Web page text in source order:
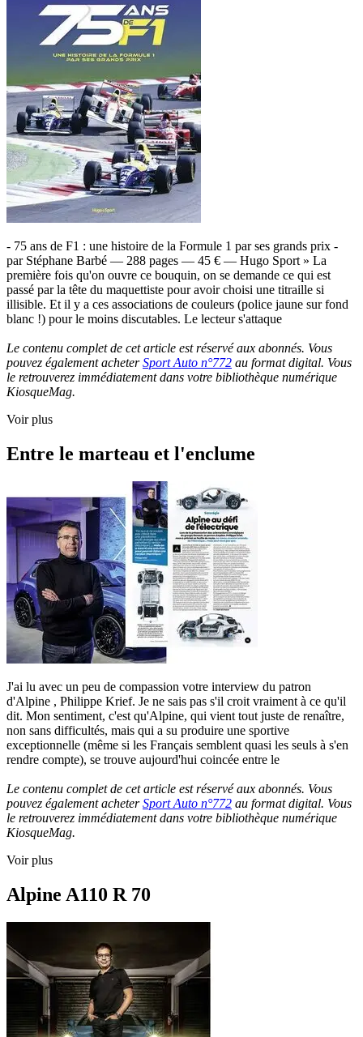
- 75 ans de F1 : une histoire de la Formule 1 par ses grands prix -
par Stéphane Barbé — 288 pages — 45 € — Hugo Sport » La
première fois qu'on ouvre ce bouquin, on se demande ce qui est
passé par la tête du maquettiste pour avoir choisi une titraille si
illisible. Et il y a ces associations de couleurs (police jaune sur fond
blanc !) pour le moins discutables. Le lecteur s'attaque
Le contenu complet de cet article est réservé aux abonnés. Vous
pouvez également acheterSport Auto n°772 au format digital. Vous
le retrouverez immédiatement dans votre bibliothèque numérique
KiosqueMag.
Voir plus
Entre le marteau et l'enclume
J'ai lu avec un peu de compassion votre interview du patron
d'Alpine , Philippe Krief. Je ne sais pas s'il croit vraiment à ce qu'il
dit. Mon sentiment, c'est qu'Alpine, qui vient tout juste de renaître,
non sans difficultés, mais qui a su produire une sportive
exceptionnelle (même si les Français semblent quasi les seuls à s'en
rendre compte), se trouve aujourd'hui coincée entre le
Le contenu complet de cet article est réservé aux abonnés. Vous
pouvez également acheterSport Auto n°772 au format digital. Vous
le retrouverez immédiatement dans votre bibliothèque numérique
KiosqueMag.
Voir plus
Alpine A110 R 70